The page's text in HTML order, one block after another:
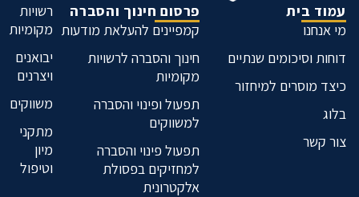
עמוד בית
מי אנחנו
דוחות וסיכומים שנתיים
כיצד מוסרים למיחזור
בלוג
צור קשר
פרסום חינוך והסברה
קמפיינים להעלאת מודעות
חינוך והסברה לרשויות
מקומיות
תפעול ופינוי והסברה
למשווקים
תפעול פינוי והסברה
למחזיקים בפסולת
אלקטרונית
רשויות
מקומיות
יבואנים
ויצרנים
משווקים
מתקני
מיון
וטיפול